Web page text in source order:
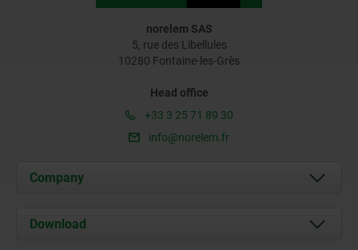
norelem SAS
5, rue des Libellules
10280 Fontaine-les-Grès
Head office
+33 3 25 71 89 30
info@norelem.fr
Company
About us
Download